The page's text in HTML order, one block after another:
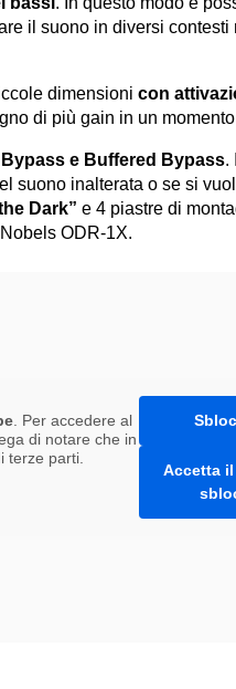
il suono in diversi
dimensioni con
di più gain in un
e Buffered Bypass.
suono inalterata o se si
Dark” e 4 piastre di
ODR-1X.
. Per accedere al
di notare che in
terze parti.
Accetta